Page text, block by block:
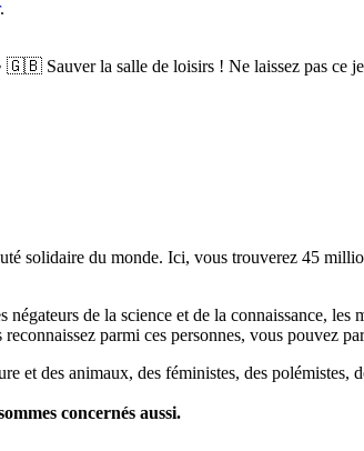
.
Sauver la salle de loisirs ! Ne laissez pas ce
solidaire du monde. Ici, vous trouverez 45
négateurs de la science et de la connaissance,
parmi ces personnes, vous pouvez
et des animaux, des féministes, des
concernés aussi.